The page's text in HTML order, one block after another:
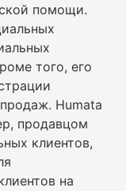
помощи.
того, его
Humata
продавцом
клиентов,
на